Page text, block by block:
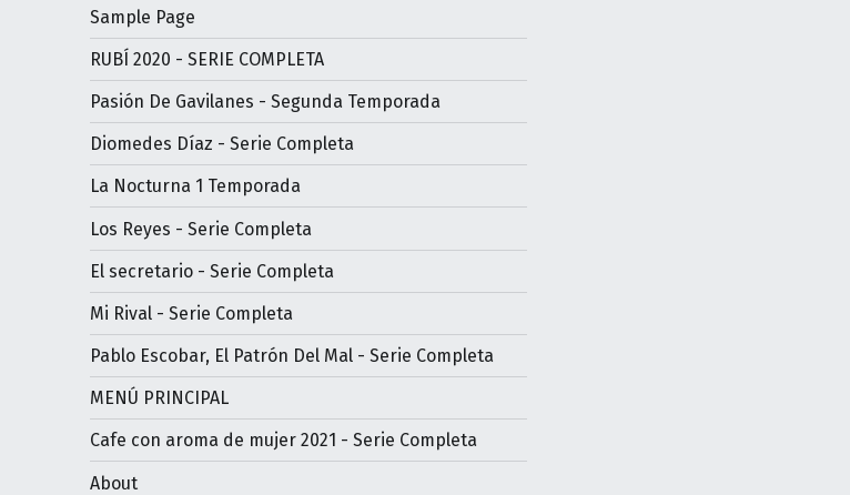
Sample Page
RUBÍ 2020 - SERIE COMPLETA
Pasión De Gavilanes - Segunda Temporada
Diomedes Díaz - Serie Completa
La Nocturna 1 Temporada
Los Reyes - Serie Completa
El secretario - Serie Completa
Mi Rival - Serie Completa
Pablo Escobar, El Patrón Del Mal - Serie Completa
MENÚ PRINCIPAL
Cafe con aroma de mujer 2021 - Serie Completa
About